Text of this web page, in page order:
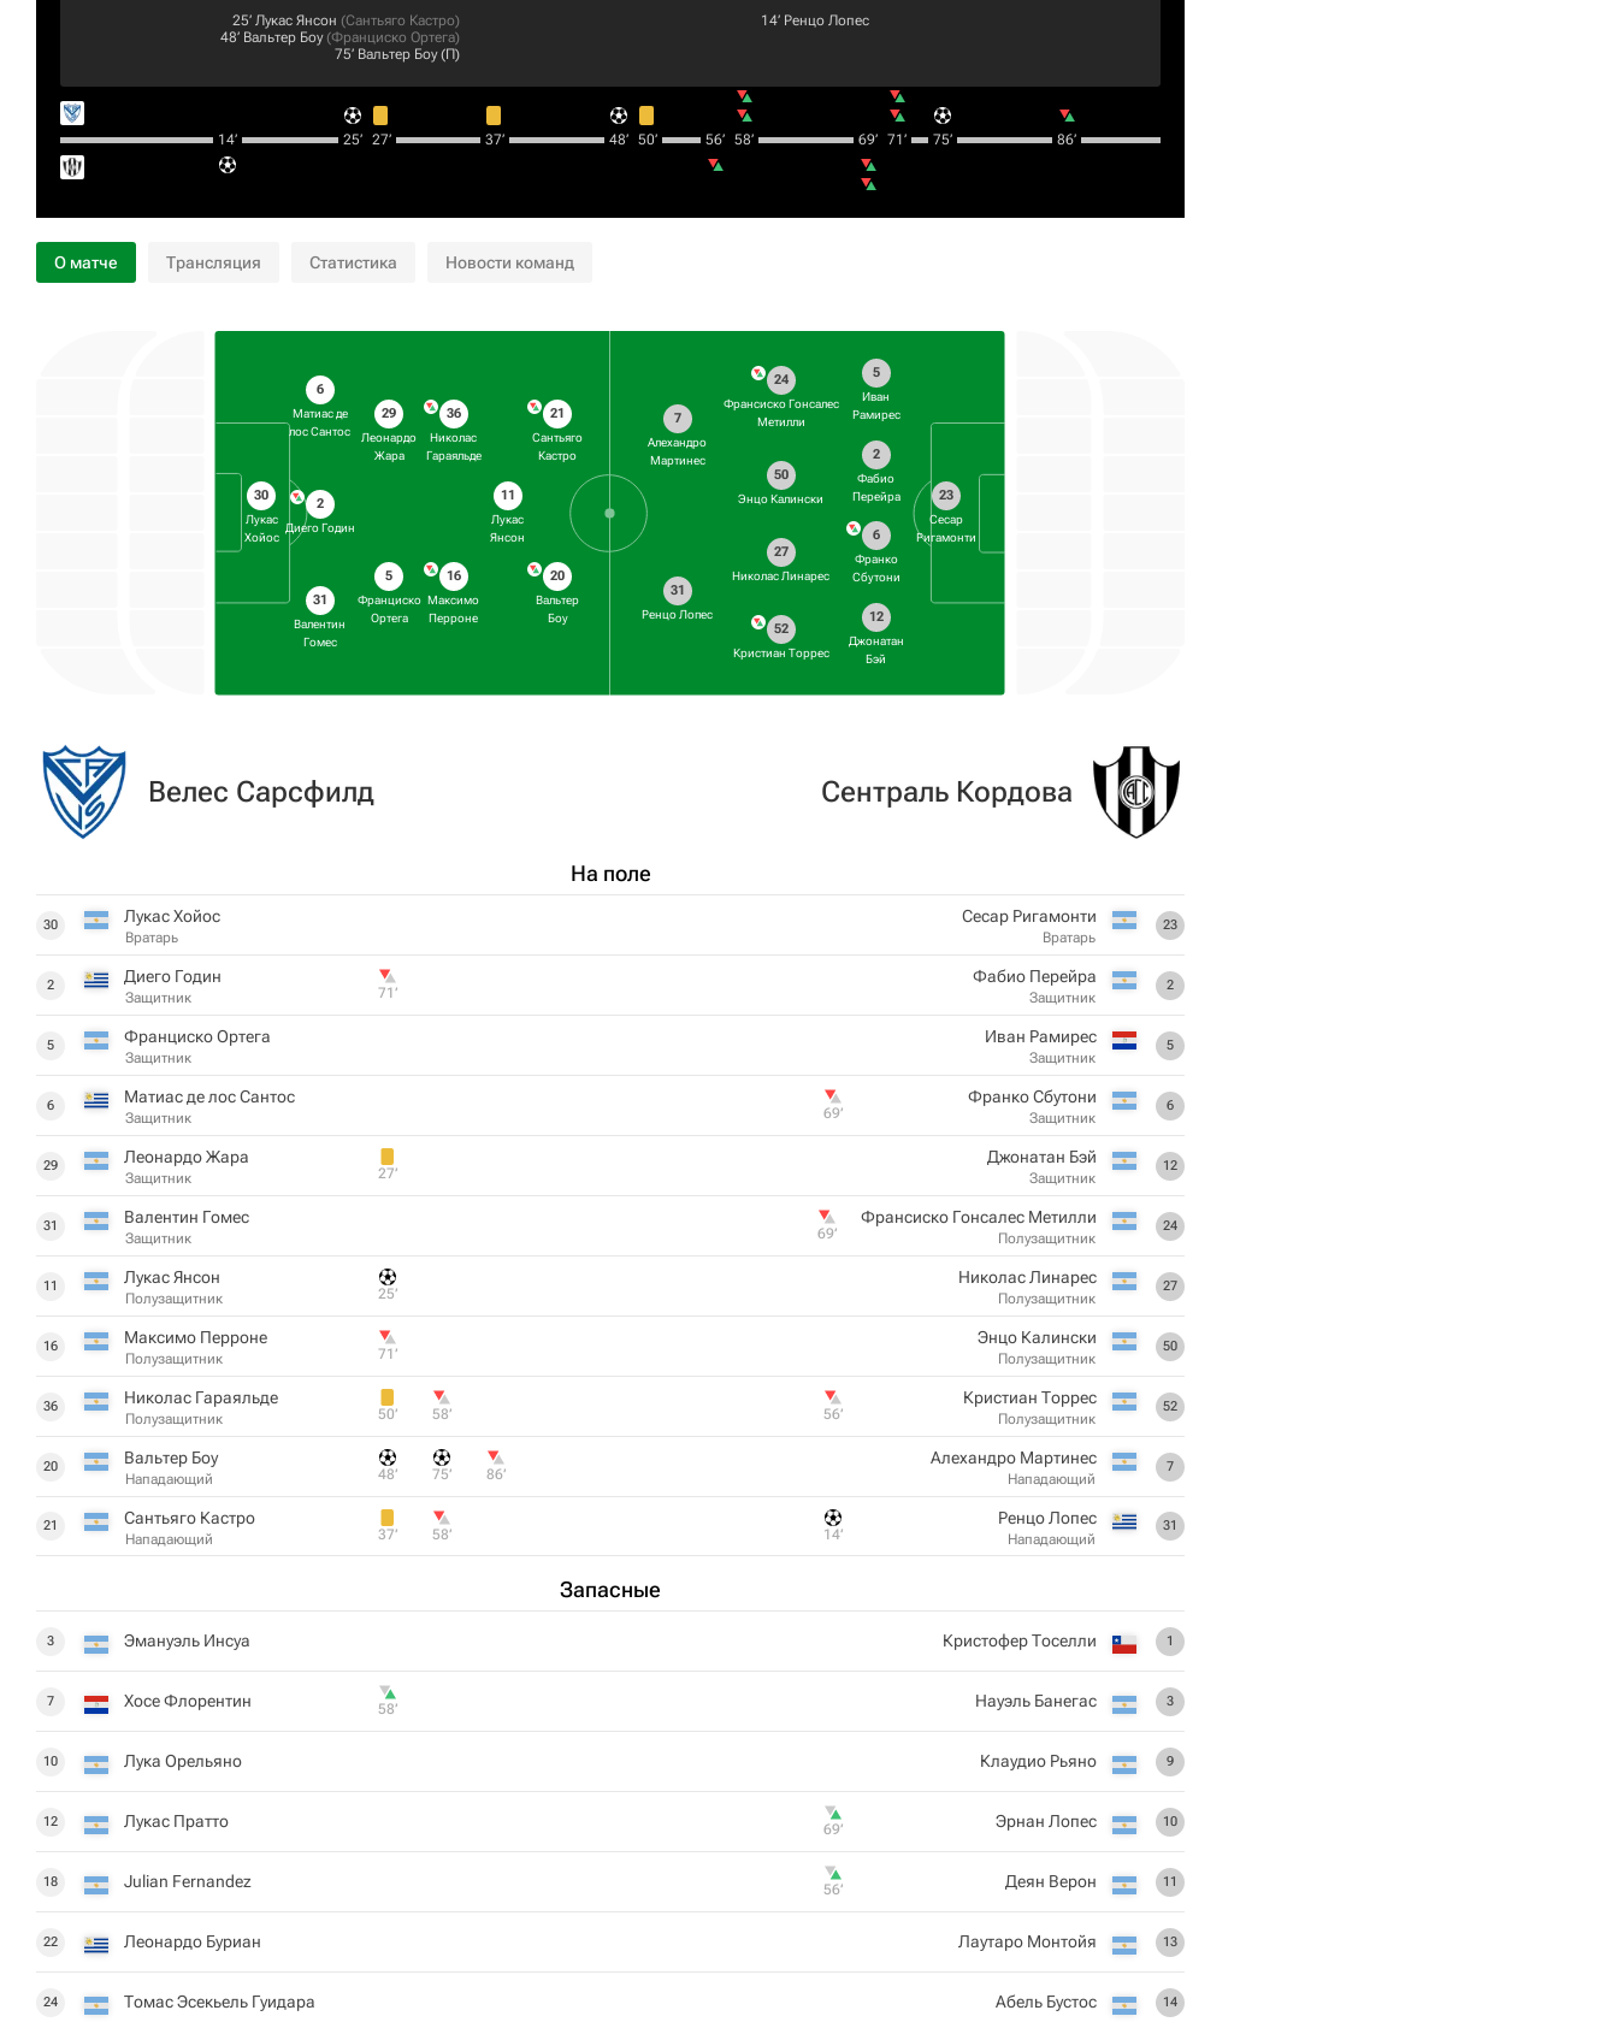
25‎’‎ Лукас Янсон (Сантьяго Кастро)
48‎’‎ Вальтер Боу(Франциско Ортега)
75‎’‎ Вальтер Боу(П)
14‎’‎ Ренцо Лопес
14‎’‎ 25‎’‎ 27‎’‎ 37‎’‎ 48‎’‎ 50‎’‎ 56‎’‎ 58‎’‎ 69‎’‎ 71‎’‎ 75‎’‎ 86‎’‎
О матче Трансляция Статистика Новости команд
30
Лукас
Хойос
6
Матиас де
лос Сантос
2
Диего Годин
31
Валентин
Гомес
29
Леонардо
Жара
5
Франциско
Ортега
36
Николас
Гараяльде
16
Максимо
Перроне
11
Лукас
Янсон
21
Сантьяго
Кастро
20
Вальтер
Боу
23
Сесар
Ригамонти
5
Иван
Рамирес
2
Фабио
Перейра
6
Франко
Сбутони
12
Джонатан
Бэй
24
Франсиско Гонсалес
Метилли
50
Энцо Калински
27
Николас Линарес
52
Кристиан Торрес
7
Алехандро
Мартинес
31
Ренцо Лопес
Велес Сарсфилд
На поле
30 Лукас Хойос
Вратарь
2 Диего Годин
Защитник 71‎’‎
5 Франциско Ортега
Защитник
6 Матиас де лос Сантос
Защитник
29 Леонардо Жара
Защитник 27‎’‎
31 Валентин Гомес
Защитник
11 Лукас Янсон
Полузащитник 25‎’‎
16 Максимо Перроне
Полузащитник 71‎’‎
36 Николас Гараяльде
Полузащитник 50‎’‎ 58‎’‎
20 Вальтер Боу
Нападающий 48‎’‎ 75‎’‎ 86‎’‎
21 Сантьяго Кастро
Нападающий 37‎’‎ 58‎’‎
Запасные
3 Эмануэль Инсуа
7 Хосе Флорентин 58‎’‎
10 Лука Орельяно
12 Лукас Пратто
18 Julian Fernandez
22 Леонардо Буриан
24 Томас Эсекьель Гуидара
Сентраль Кордова
23
Сесар Ригамонти
Вратарь
2
Фабио Перейра
Защитник
5
Иван Рамирес
Защитник
6
Франко Сбутони
Защитник
69‎’‎
12
Джонатан Бэй
Защитник
24
Франсиско Гонсалес Метилли
Полузащитник
69‎’‎
27
Николас Линарес
Полузащитник
50
Энцо Калински
Полузащитник
52
Кристиан Торрес
Полузащитник
56‎’‎
7
Алехандро Мартинес
Нападающий
31
Ренцо Лопес
Нападающий
14‎’‎
1
Кристофер Тоселли
3
Науэль Банегас
9
Клаудио Рьяно
10
Эрнан Лопес
69‎’‎
11
Деян Верон
56‎’‎
13
Лаутаро Монтойя
14
Абель Бустос